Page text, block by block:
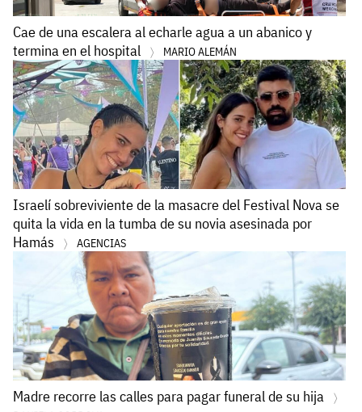
Cae de una escalera al echarle agua a un abanico y
termina en el hospital
MARIO ALEMÁN
Israelí sobreviviente de la masacre del Festival Nova se
quita la vida en la tumba de su novia asesinada por
Hamás
AGENCIAS
Madre recorre las calles para pagar funeral de su hija